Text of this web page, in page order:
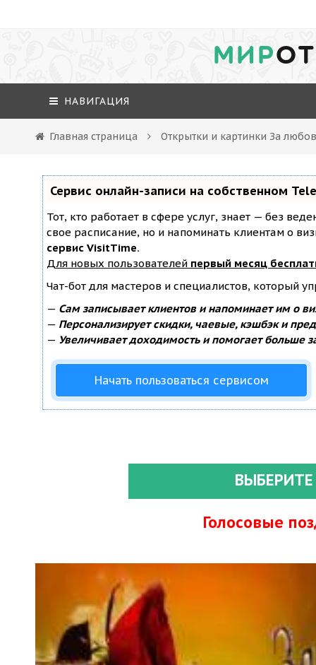
МИР
НАВИГАЦИЯ
Главная страница Открытки и картинки За
Сервис онлайн-записи на собственном
Тот, кто работает в сфере услуг, знает — без
свое расписание, но и напоминать клиентам о
сервис VisitTime.
Для новых пользователей первый месяц
Чат-бот для мастеров и специалистов, который
— Сам записывает клиентов и напоминает им о
— Персонализирует скидки, чаевые, кэшбэк и
— Увеличивает доходимость и помогает больше
Начать пользоваться сервисом
Голосовые